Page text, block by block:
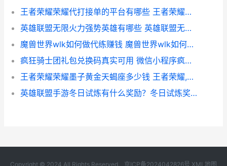
王者荣耀荣耀代打接单的平台有哪些 王者荣耀荣耀代言人和品牌代言人
英雄联盟无限火力强势英雄有哪些 英雄联盟无限火力端午节开放吗
魔兽世界wlk如何做代练赚钱 魔兽世界wlk如何去外域
疯狂骑士团礼包兑换码真实可用 微信小程序疯狂骑士团礼包码
王者荣耀荣耀墨子黄金天蝎座多少钱 王者荣耀,墨鱼
英雄联盟手游冬日试炼有什么奖励？冬日试炼奖励汇总分享
Copyright © 2024 All Rights Reserved. 京ICP备2024042826号 XML地图